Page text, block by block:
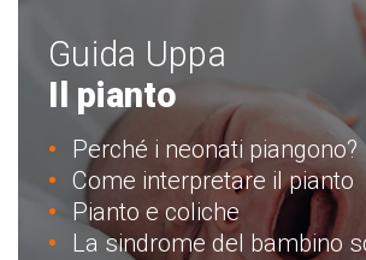
Guida Uppa
Il pianto
Perché i neonati piangono?
Come interpretare il pianto
Pianto e coliche
La sindrome del bambino